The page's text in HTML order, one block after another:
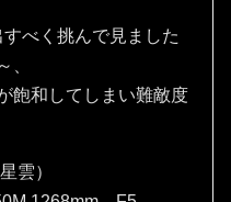
べく挑んで見ました
、
飽和してしまい難敵度
雲）